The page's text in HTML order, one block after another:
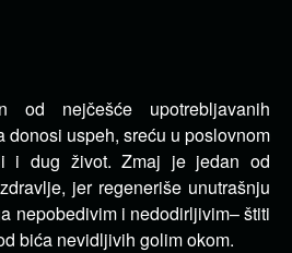
nejčešće upotrebljavanih
donosi uspeh, sreću u poslovnom
i dug život. Zmaj je jedan od
jer regeneriše unutrašnju
nepobedivim i nedodirljivim– štiti
bića nevidljivih golim okom.